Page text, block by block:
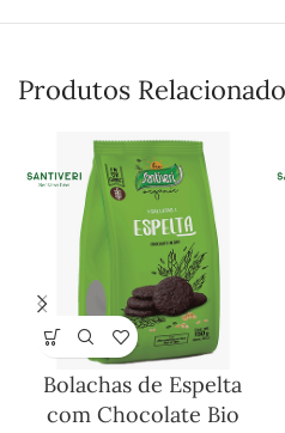
Produtos
Bolachas de Espelta
com Chocolate Bio